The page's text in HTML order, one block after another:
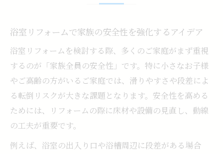
浴室リフォームで家族の安全性を強化するアイデア
浴室リフォームを検討する際、多くのご家庭がまず重視
するのが「家族全員の安全性」です。特に小さなお子様
やご高齢の方がいるご家庭では、滑りやすさや段差によ
る転倒リスクが大きな課題となります。安全性を高める
ためには、リフォームの際に床材や設備の見直し、動線
の工夫が重要です。
例えば、浴室の出入り口や浴槽周辺に段差がある場合